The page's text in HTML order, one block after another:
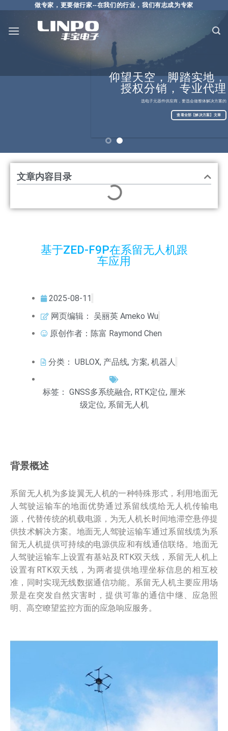
做专家，更要做行家--在我们的行业，我们有志成为专家
科技美好生活，创新
仰望天空，脚踏实地，
授权分销，专业代理
选电子元器件供应商，要选会做整体解决方案的
查看全部【解决方案】文章
文章内容目录
基于ZED-F9P在系留无人机跟
车应用
2025-08-11
网页编辑： 吴丽英 Ameko Wu
原创作者：陈富 Raymond Chen
分类： UBLOX, 产品线, 方案, 机器人
标签： GNSS多系统融合, RTK定位, 厘米
级定位, 系留无人机
背景概述
系留无人机为多旋翼无人机的一种特殊形式，利用地面无
人驾驶运输车的地面优势通过系留线缆给无人机传输电
源，代替传统的机载电源，为无人机长时间地滞空悬停提
供技术解决方案。地面无人驾驶运输车通过系留线缆为系
留无人机提供可持续的电源供应和有线通信联络。地面无
人驾驶运输车上设置有基站及RTK双天线，系留无人机上
设置有RTK双天线，为两者提供地理坐标信息的相互校
准，同时实现无线数据通信功能。系留无人机主要应用场
景是在突发自然灾害时，提供可靠的通信中继、应急照
明、高空瞭望监控方面的应急响应服务。